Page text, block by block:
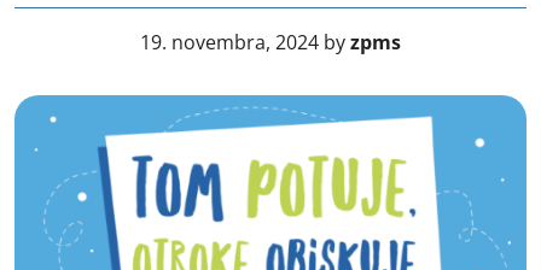
19. novembra, 2024 byzpms